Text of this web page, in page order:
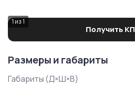
1 из1
Получить КП
Размеры и габариты
Габариты (Д×Ш×В)